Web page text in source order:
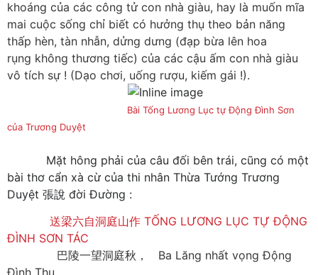
khoáng của các công tử con nhà giàu, hay là muốn mĩa
mai cuộc sống chỉ biết có hưởng thụ theo bản năng
thấp hèn, tàn nhẫn, dửng dưng (đạp bừa lên hoa
rụng không thương tiếc) của các cậu ấm con nhà giàu
vô tích sự ! (Dạo chơi, uống rượu, kiếm gái !).
Bài Tống Lương Lục tự Động Đình Sơn
của Trương Duyệt
Mặt hông phải của câu đối bên trái, cũng có một
bài thơ cẩn xà cừ của thi nhân Thừa Tướng Trương
Duyệt 張說 đời Đường :
送梁六自洞庭山作 TỐNG LƯƠNG LỤC TỰ ĐỘNG
ĐÌNH SƠN TÁC
巴陵一望洞庭秋， Ba Lăng nhất vọng Động